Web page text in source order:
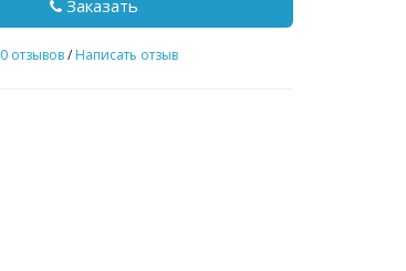
Заказать
0 отзывов/ Написать отзыв